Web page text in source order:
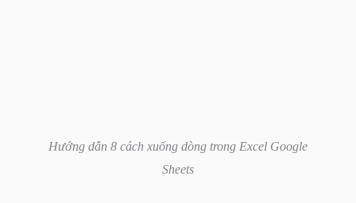
Hướng dẫn 8 cách xuống dòng trong Excel Google
Sheets